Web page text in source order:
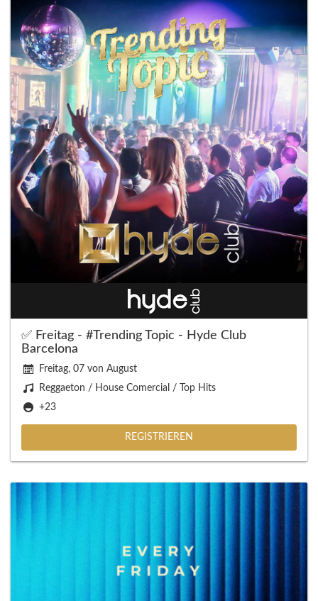
✅ Freitag - #Trending Topic - Hyde Club
Barcelona
Freitag, 07 von August
Reggaeton / House Comercial / Top Hits
+23
REGISTRIEREN